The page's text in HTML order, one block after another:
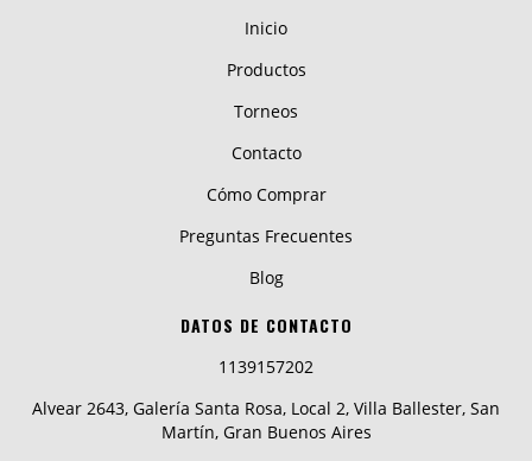
Inicio
Productos
Torneos
Contacto
Cómo Comprar
Preguntas Frecuentes
Blog
DATOS DE CONTACTO
1139157202
Alvear 2643, Galería Santa Rosa, Local 2, Villa Ballester, San
Martín, Gran Buenos Aires